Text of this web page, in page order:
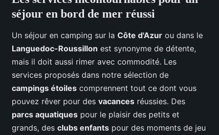
séjour en bord de mer réussi
Un séjour en camping sur la Côte d'Azur ou dans le
Languedoc-Roussillon est synonyme de détente,
mais il doit aussi rimer avec commodité. Les
services proposés dans notre sélection de
campings étoiles comprennent tout ce dont vous
pouvez rêver pour des vacances réussies. Des
parcs aquatiques pour le plaisir des petits et
grands, des clubs enfants pour des moments de jeu